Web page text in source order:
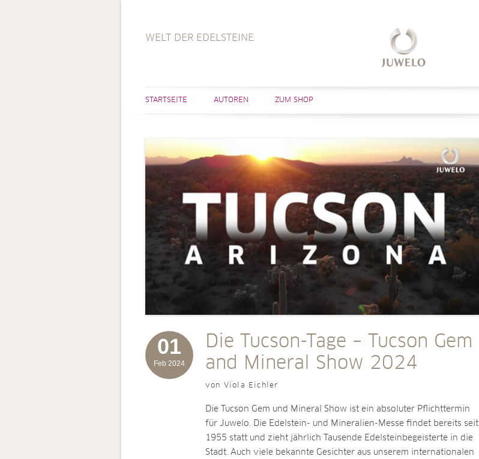
WELT DER EDELSTEINE
STARTSEITE AUTOREN ZUM SHOP
01
Feb 2024
Die Tucson-Tage – Tucson Gem
and Mineral Show 2024
von Viola Eichler
Die Tucson Gem und Mineral Show ist ein absoluter Pflichttermin
für Juwelo. Die Edelstein- und Mineralien-Messe findet bereits seit
1955 statt und zieht jährlich Tausende Edelsteinbegeisterte in die
Stadt. Auch viele bekannte Gesichter aus unserem internationalen